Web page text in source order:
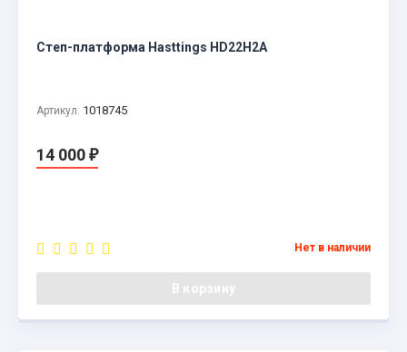
Степ-платформа Hasttings HD22H2A
Артикул: 1018745
14 000 ₽
Нет в наличии
В корзину